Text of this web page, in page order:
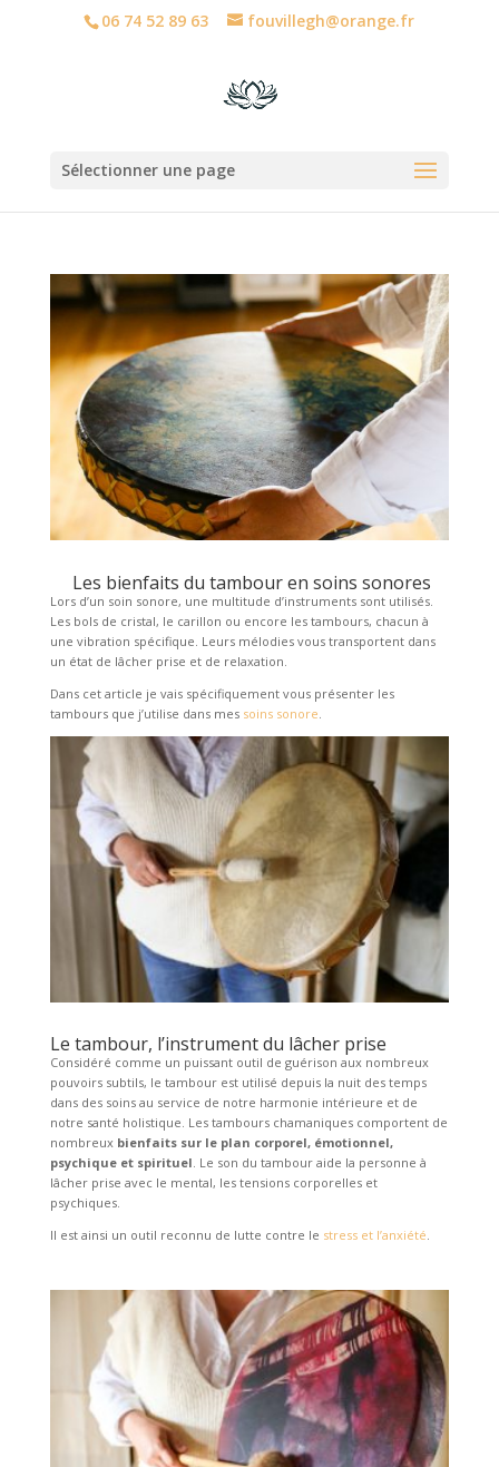
06 74 52 89 63 fouvillegh@orange.fr
Sélectionner une page
Les bienfaits du tambour en soins sonores
Lors d’un soin sonore, une multitude d’instruments sont utilisés.
Les bols de cristal, le carillon ou encore les tambours, chacun à
une vibration spécifique. Leurs mélodies vous transportent dans
un état de lâcher prise et de relaxation.
Dans cet article je vais spécifiquement vous présenter les
tambours que j’utilise dans mes soins sonore
Le tambour, l’instrument du lâcher prise
Considéré comme un puissant outil de guérison aux nombreux
pouvoirs subtils, le tambour est utilisé depuis la nuit des temps
dans des soins au service de notre harmonie intérieure et de
notre santé holistique. Les tambours chamaniques comportent de
nombreux bienfaits sur le plan corporel, émotionnel,
psychique et spirituel . Le son du tambour aide la personne à
lâcher prise avec le mental, les tensions corporelles et
psychiques.
Il est ainsi un outil reconnu de lutte contre le stress et l’anxiété